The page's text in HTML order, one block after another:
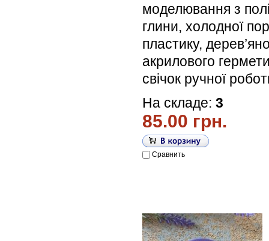
моделювання з
глини, холодної
пластику,
акрилового
свічок ручної
На складе: 3
85.00 грн.
Сравнить